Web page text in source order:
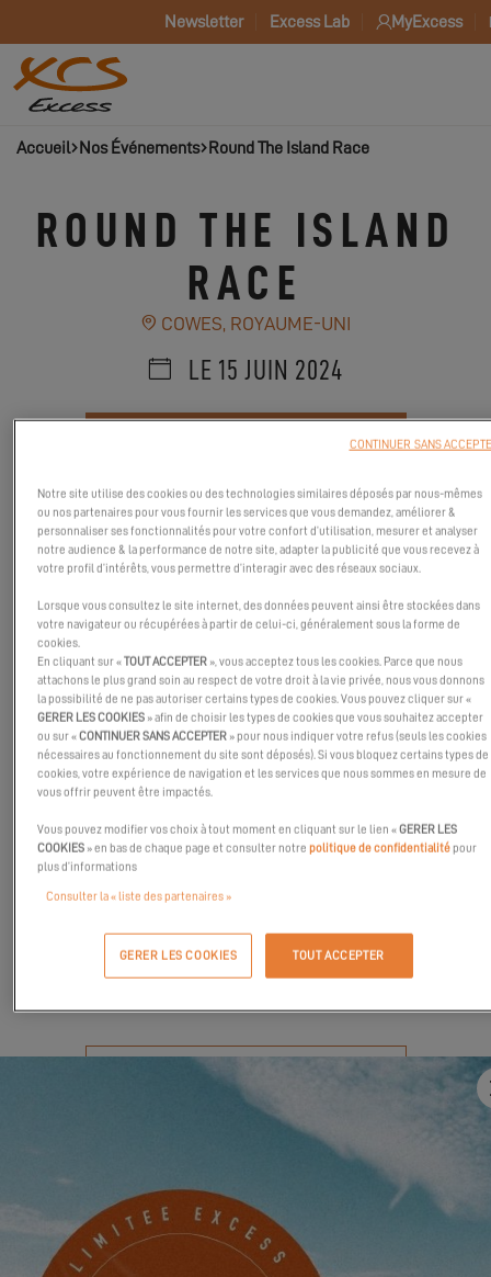
Newsletter Excess Lab MyExcess
Accueil Nos Événements Round The Island Race
ROUND THE ISLAND
RACE
COWES, ROYAUME-UNI
LE 15 JUIN 2024
SITE OFFICIEL
Notre équipe sera au départ de la régate pour soutenir les
équipages avant le départ et assurer un service technique dédié !
Trouvez toutes les informations sur la course
N’hésitez plus et foncez rejoindre l’aventure !
Rendez-vous au Royaume-Uni !
DEMANDER MON INVITATION
Notre site utilise des cookies ou des technologies similaires déposés par nous-mêmes
ou nos partenaires pour vous fournir les services que vous demandez, améliorer &
personnaliser ses fonctionnalités pour votre confort d’utilisation, mesurer et analyser
notre audience & la performance de notre site, adapter la publicité que vous recevez à
votre profil d’intérêts, vous permettre d’interagir avec des réseaux sociaux.
Lorsque vous consultez le site internet, des données peuvent ainsi être stockées dans
votre navigateur ou récupérées à partir de celui-ci, généralement sous la forme de
cookies.
En cliquant sur «TOUT ACCEPTER », vous acceptez tous les cookies. Parce que nous
attachons le plus grand soin au respect de votre droit à la vie privée, nous vous donnons
la possibilité de ne pas autoriser certains types de cookies. Vous pouvez cliquer sur «
GERER LES COOKIES » afin de choisir les types de cookies que vous souhaitez accepter
ou sur «CONTINUER SANS ACCEPTER » pour nous indiquer votre refus (seuls les cookies
nécessaires au fonctionnement du site sont déposés). Si vous bloquez certains types de
cookies, votre expérience de navigation et les services que nous sommes en mesure de
vous offrir peuvent être impactés.
Vous pouvez modifier vos choix à tout moment en cliquant sur le lien «GERER LES
COOKIES » en bas de chaque page et consulter notrepolitique de confidentialitépour
plus d’informations
Consulter la « liste des partenaires »
GERER LES COOKIES TOUT ACCEPTER
CONTINUER SANS